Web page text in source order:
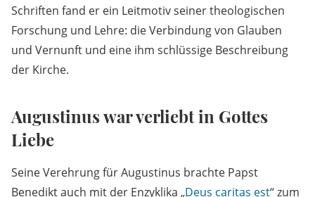
Schriften fand er ein Leitmotiv seiner theologischen
Forschung und Lehre: die Verbindung von Glauben
und Vernunft und eine ihm schlüssige Beschreibung
der Kirche.
Augustinus war verliebt in Gottes
Liebe
Seine Verehrung für Augustinus brachte Papst
Benedikt auch mit der Enzyklika „Deus caritas est“ zum